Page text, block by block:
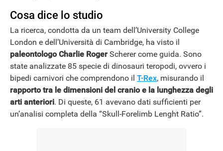
Cosa dice lo studio
La ricerca, condotta da un team dell’University College
London e dell’Università di Cambridge, ha visto il
paleontologo Charlie Roger Scherer come guida. Sono
state analizzate 85 specie di dinosauri teropodi, ovvero i
bipedi carnivori che comprendono il T-Rex, misurando il
rapporto tra le dimensioni del cranio e la lunghezza degli
arti anteriori. Di queste, 61 avevano dati sufficienti per
un’analisi completa della “Skull-Forelimb Lenght Ratio”.